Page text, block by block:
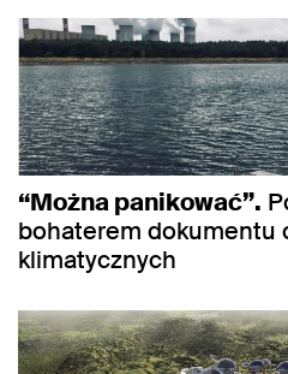
“Można panikować”.
bohaterem dokumentu
klimatycznych